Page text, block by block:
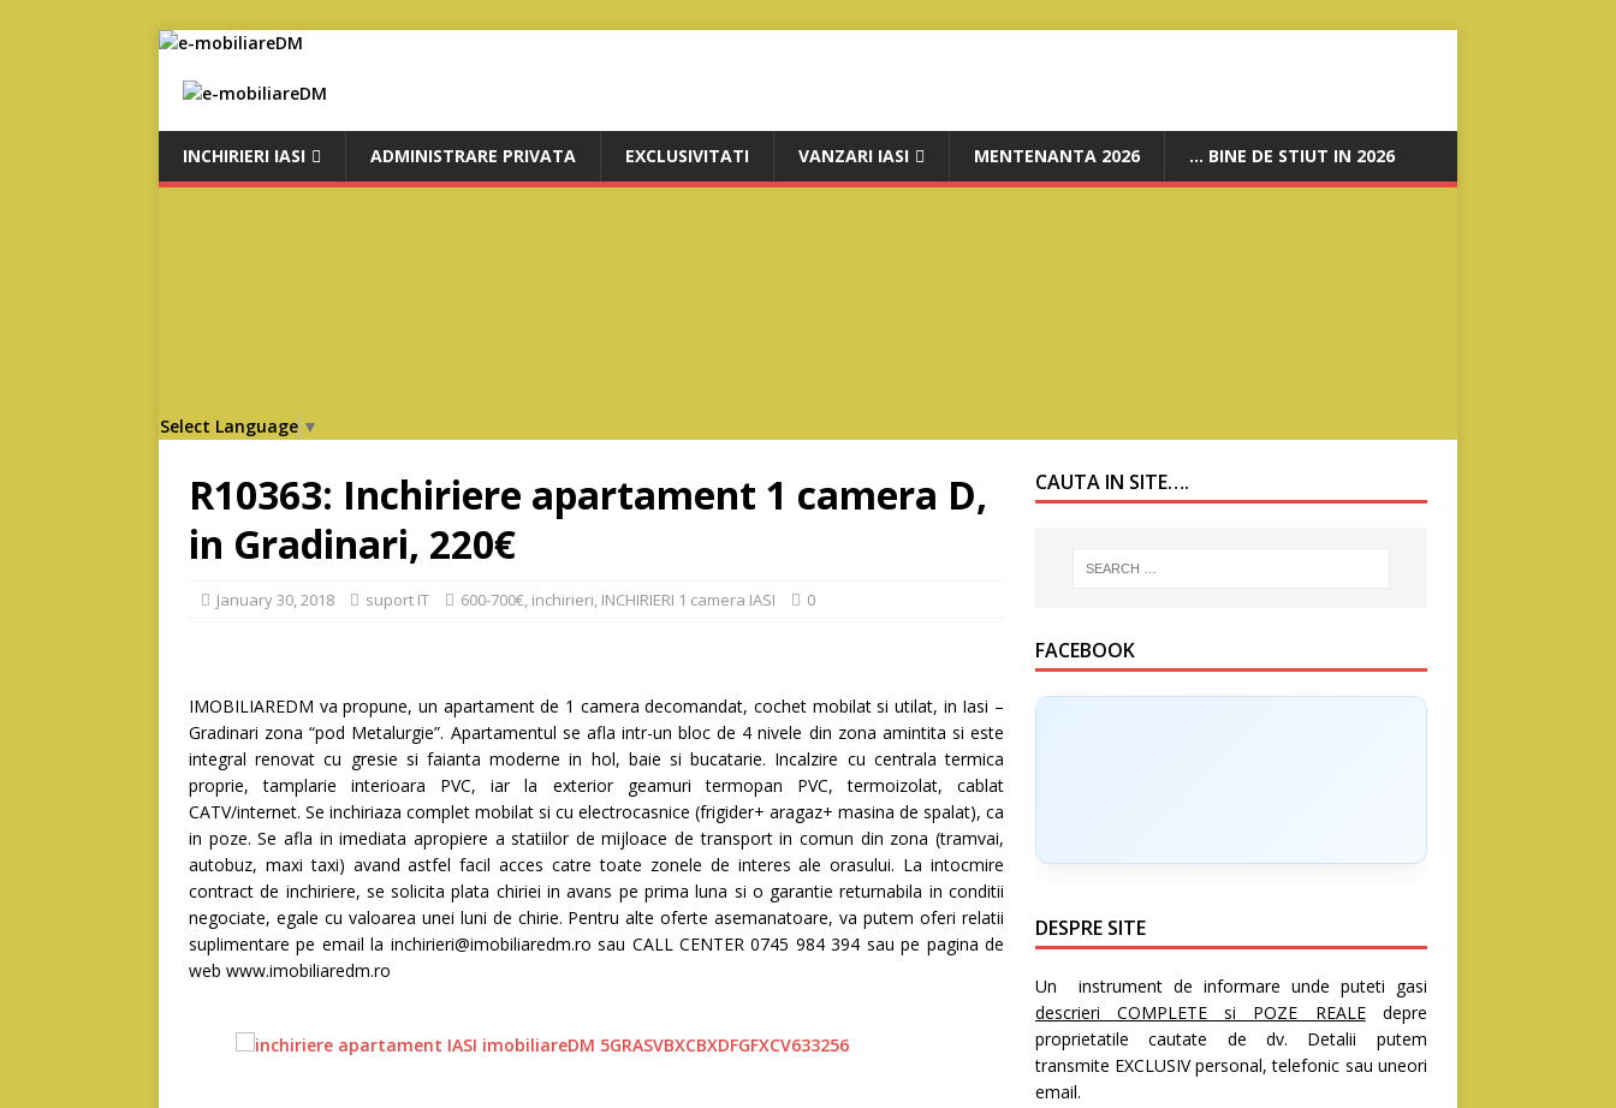
INCHIRIERI IASI ADMINISTRARE PRIVATA EXCLUSIVITATI VANZARI IASI MENTENANTA 2026 … BINE DE STIUT IN 2026
Select Language ▼
R10363: Inchiriere apartament 1 camera D,
in Gradinari, 220€
January 30, 2018 suport IT 600-700€, inchirieri, INCHIRIERI 1 camera IASI 0
IMOBILIAREDM va propune, un apartament de 1 camera decomandat, cochet mobilat si utilat, in Iasi –
Gradinari zona “pod Metalurgie”. Apartamentul se afla intr-un bloc de 4 nivele din zona amintita si este
integral renovat cu gresie si faianta moderne in hol, baie si bucatarie. Incalzire cu centrala termica
proprie, tamplarie interioara PVC, iar la exterior geamuri termopan PVC, termoizolat, cablat
CATV/internet. Se inchiriaza complet mobilat si cu electrocasnice (frigider+ aragaz+ masina de spalat), ca
in poze. Se afla in imediata apropiere a statiilor de mijloace de transport in comun din zona (tramvai,
autobuz, maxi taxi) avand astfel facil acces catre toate zonele de interes ale orasului. La intocmire
contract de inchiriere, se solicita plata chiriei in avans pe prima luna si o garantie returnabila in conditii
negociate, egale cu valoarea unei luni de chirie. Pentru alte oferte asemanatoare, va putem oferi relatii
suplimentare pe email la inchirieri@imobiliaredm.ro sau CALL CENTER 0745 984 394 sau pe pagina de
web www.imobiliaredm.ro
CAUTA IN SITE….
FACEBOOK
DESPRE SITE
Un instrument de informare unde puteti gasi
descrieri COMPLETE si POZE REALEdepre
proprietatile cautate de dv. Detalii putem
transmite EXCLUSIV personal, telefonic sau uneori
email.